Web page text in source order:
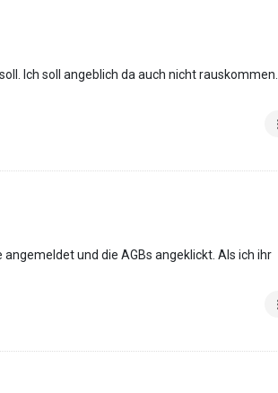
Ich soll angeblich da auch nicht rauskommen.
und die AGBs angeklickt. Als ich ihr